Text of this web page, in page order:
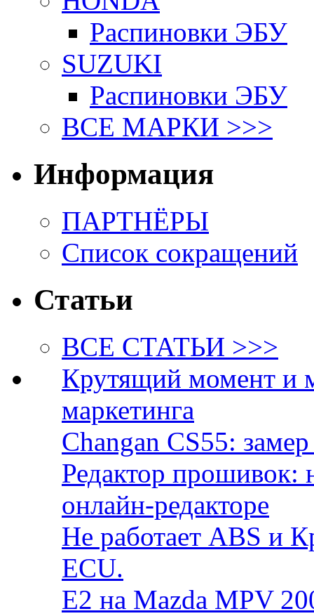
Распиновки ЭБУ
SUZUKI
Распиновки ЭБУ
ВСЕ МАРКИ >>>
Информация
ПАРТНЁРЫ
Список сокращений
Статьи
ВСЕ СТАТЬИ >>>
Крутящий момент и
маркетинга
Changan CS55:
Редактор прошивок:
онлайн-редакторе
Не работает ABS и
ECU.
E2 на Mazda MPV